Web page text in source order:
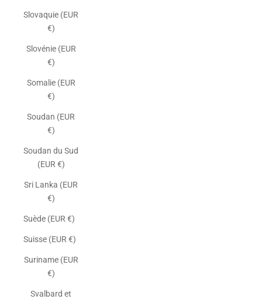
Slovaquie (EUR
€)
Slovénie (EUR
€)
Somalie (EUR
€)
Soudan (EUR
€)
Soudan du Sud
(EUR €)
Sri Lanka (EUR
€)
Suède (EUR €)
Suisse (EUR €)
Suriname (EUR
€)
Svalbard et